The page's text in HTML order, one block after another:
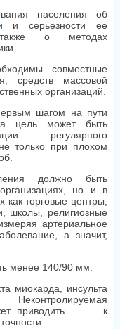
населения об
и серьезности ее
о методах
совместные
средств массовой
организаций.
шагом на пути
цель может быть
регулярного
только при плохом
должно быть
но и в
как торговые центры,
школы, религиозные
артериальное
а значит,
менее 140/90 мм.
миокарда, инсульта
приводить к